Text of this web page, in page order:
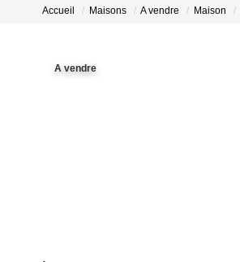
Accueil Maisons A vendre Maison
A vendre